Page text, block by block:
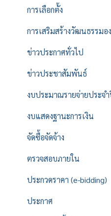
การเลือกตั้ง
การเสริมสร้างวัฒนธรรมอ
ข่าวประกาศทั่วไป
ข่าวประชาสัมพันธ์
งบประมาณรายจ่ายประจ
งบแสดงฐานะการเงิน
จัดซื้อจัดจ้าง
ตรวจสอบภายใน
ประกวดราคา (e-bidding)
ประกาศ